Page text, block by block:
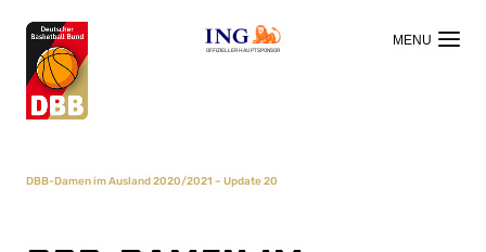
OFFIZIELLER HAUPTSPONSOR
DBB-Damen im Ausland 2020/2021 – Update 20